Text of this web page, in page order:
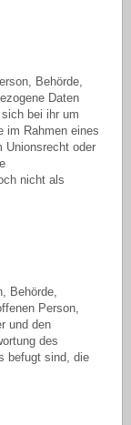
Behörde,
Daten
bei ihr um
im Rahmen eines
Unionsrecht oder
nicht als
Behörde,
Person,
und den
des
befugt sind, die